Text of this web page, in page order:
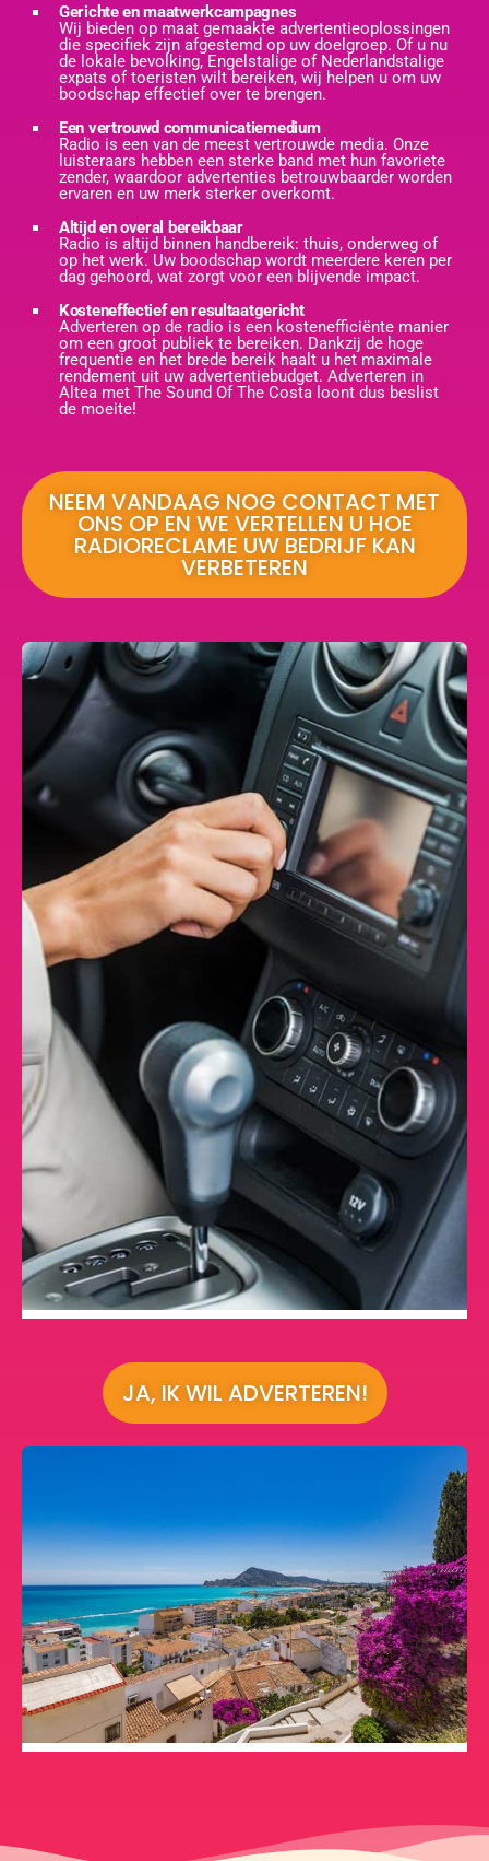
Gerichte en maatwerkcampagnes
Wij bieden op maat gemaakte advertentieoplossingen
die specifiek zijn afgestemd op uw doelgroep. Of u nu
de lokale bevolking, Engelstalige of Nederlandstalige
expats of toeristen wilt bereiken, wij helpen u om uw
boodschap effectief over te brengen.
Een vertrouwd communicatiemedium
Radio is een van de meest vertrouwde media. Onze
luisteraars hebben een sterke band met hun favoriete
zender, waardoor advertenties betrouwbaarder worden
ervaren en uw merk sterker overkomt.
Altijd en overal bereikbaar
Radio is altijd binnen handbereik: thuis, onderweg of
op het werk. Uw boodschap wordt meerdere keren per
dag gehoord, wat zorgt voor een blijvende impact.
Kosteneffectief en resultaatgericht
Adverteren op de radio is een kostenefficiënte manier
om een groot publiek te bereiken. Dankzij de hoge
frequentie en het brede bereik haalt u het maximale
rendement uit uw advertentiebudget. Adverteren in
Altea met The Sound Of The Costa loont dus beslist
de moeite!
NEEM VANDAAG NOG CONTACT MET
ONS OP EN WE VERTELLEN U HOE
RADIORECLAME UW BEDRIJF KAN
VERBETEREN
JA, IK WIL ADVERTEREN!